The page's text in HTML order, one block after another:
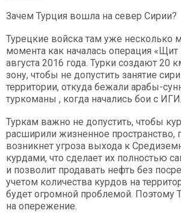
Зачем Турция вошла на север Сирии?
Турецкие войска там уже несколько
момента как началась операция
августа 2016 года. Турки создают 20
зону, чтобы не допустить занятие
территории, откуда бежали арабы-
туркоманы , когда начались бои с
Туркам важно не допустить, чтобы
расширили жизненное пространство,
возникнет угроза выхода к
курдами, что сделает их полностью
и позволит продавать нефть без
учетом количества курдов на
будет огромной проблемой. Поэтому
на опережение.